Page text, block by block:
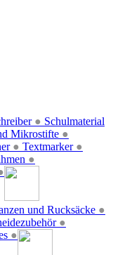
●
Mikrostifte ●
● Textmarker ●
●
Schulmaterial
und Rucksäcke ●
●
●